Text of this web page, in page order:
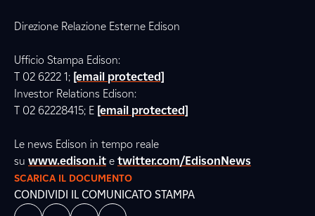
Direzione Relazione Esterne Edison
Ufficio Stampa Edison:
T 02 6222 1; [email protected]
Investor Relations Edison:
T 02 62228415; E [email protected]
Le news Edison in tempo reale
su www.edison.it e twitter.com/EdisonNews
SCARICA IL DOCUMENTO
CONDIVIDI IL COMUNICATO STAMPA